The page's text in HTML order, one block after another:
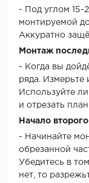
- Под углом 15-
монтируемой
Аккуратно
Монтаж
- Когда вы
ряда. Измерьте
Используйте
и отрезать
Начало
- Начинайте
обрезанной
Убедитесь в
нет, то